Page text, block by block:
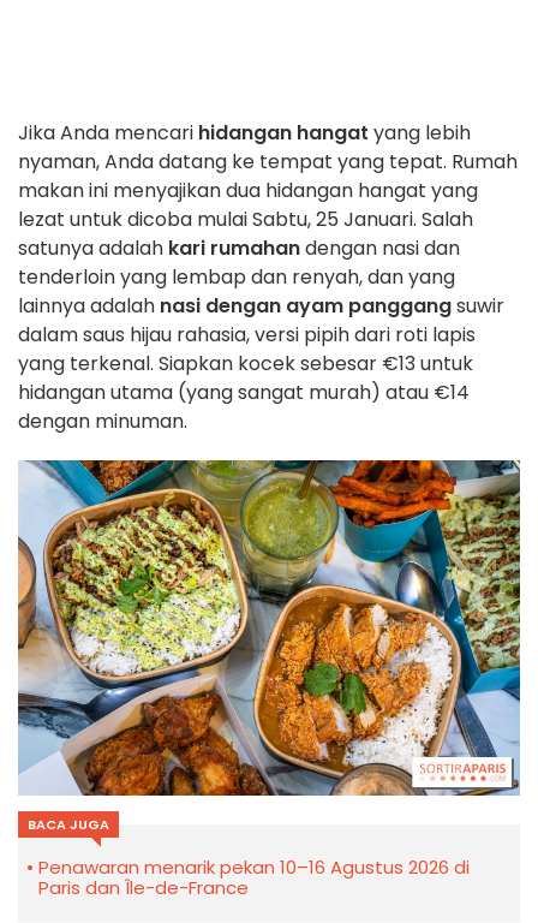
Jika Anda mencari hidangan hangat yang lebih
nyaman, Anda datang ke tempat yang tepat. Rumah
makan ini menyajikan dua hidangan hangat yang
lezat untuk dicoba mulai Sabtu, 25 Januari. Salah
satunya adalah kari rumahandengan nasi dan
tenderloin yang lembap dan renyah, dan yang
lainnya adalah nasi dengan ayam panggangsuwir
dalam saus hijau rahasia, versi pipih dari roti lapis
yang terkenal. Siapkan kocek sebesar €13 untuk
hidangan utama (yang sangat murah) atau €14
dengan minuman.
BACA JUGA
Penawaran menarik pekan 10–16 Agustus 2026 di
Paris dan Île-de-France